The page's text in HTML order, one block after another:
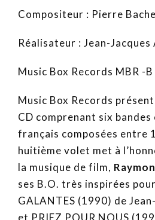
Compositeur : Pierre
Réalisateur : Jean-Jacques
Music Box Records MBR -B
Music Box Records
CD comprenant six
français composées entre
huitième volet met à
la musique de film,
ses B.O. très inspirées
GALANTES (1990) de
et PRIEZ POUR NOUS